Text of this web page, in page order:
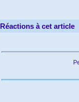
Réactions à cet article